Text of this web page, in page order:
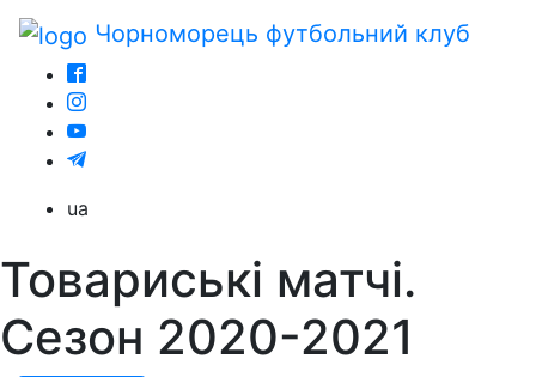
Чорноморець футбольний клуб
ua
Товариські матчі.
Сезон 2020-2021